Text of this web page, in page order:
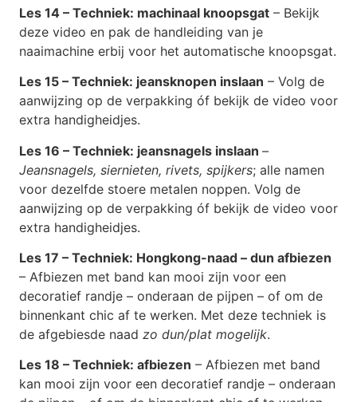
Les 14 – Techniek: machinaal knoopsgat – Bekijk
deze video en pak de handleiding van je
naaimachine erbij voor het automatische knoopsgat.
Les 15 – Techniek: jeansknopen inslaan – Volg de
aanwijzing op de verpakking óf bekijk de video voor
extra handigheidjes.
Les 16 – Techniek: jeansnagels inslaan –
Jeansnagels, siernieten, rivets, spijkers; alle namen
voor dezelfde stoere metalen noppen. Volg de
aanwijzing op de verpakking óf bekijk de video voor
extra handigheidjes.
Les 17 – Techniek: Hongkong-naad – dun afbiezen
– Afbiezen met band kan mooi zijn voor een
decoratief randje – onderaan de pijpen – of om de
binnenkant chic af te werken. Met deze techniek is
de afgebiesde naad zo dun/plat mogelijk.
Les 18 – Techniek: afbiezen – Afbiezen met band
kan mooi zijn voor een decoratief randje – onderaan